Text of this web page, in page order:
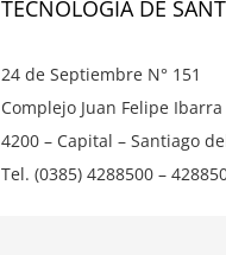
TECNOLOGÍA DE
24 de Septiembre N° 151
Complejo Juan Felipe Ibarra
4200 – Capital – Santiago
Tel. (0385) 4288500 –